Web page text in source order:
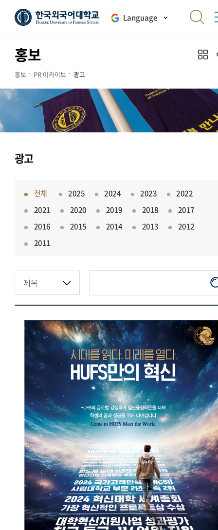
Language
홍보
홍보 PR 아카이브 광고
광고
전체 2025 2024 2023
2022
2021
2020 2019 2018
2017
2016
2015 2014 2013
2012
2011
HUFS만의 혁신
2025.06.05
홍보실